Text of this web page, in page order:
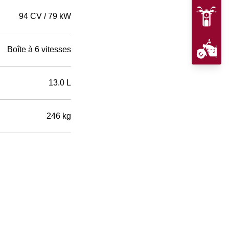
94 CV / 79 kW
Boîte à 6 vitesses
13.0 L
246 kg